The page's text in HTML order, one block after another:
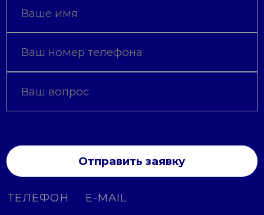
Отправить заявку
ТЕЛЕФОН E-MAIL